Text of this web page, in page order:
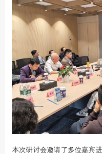
本次研讨会邀请了多位嘉宾